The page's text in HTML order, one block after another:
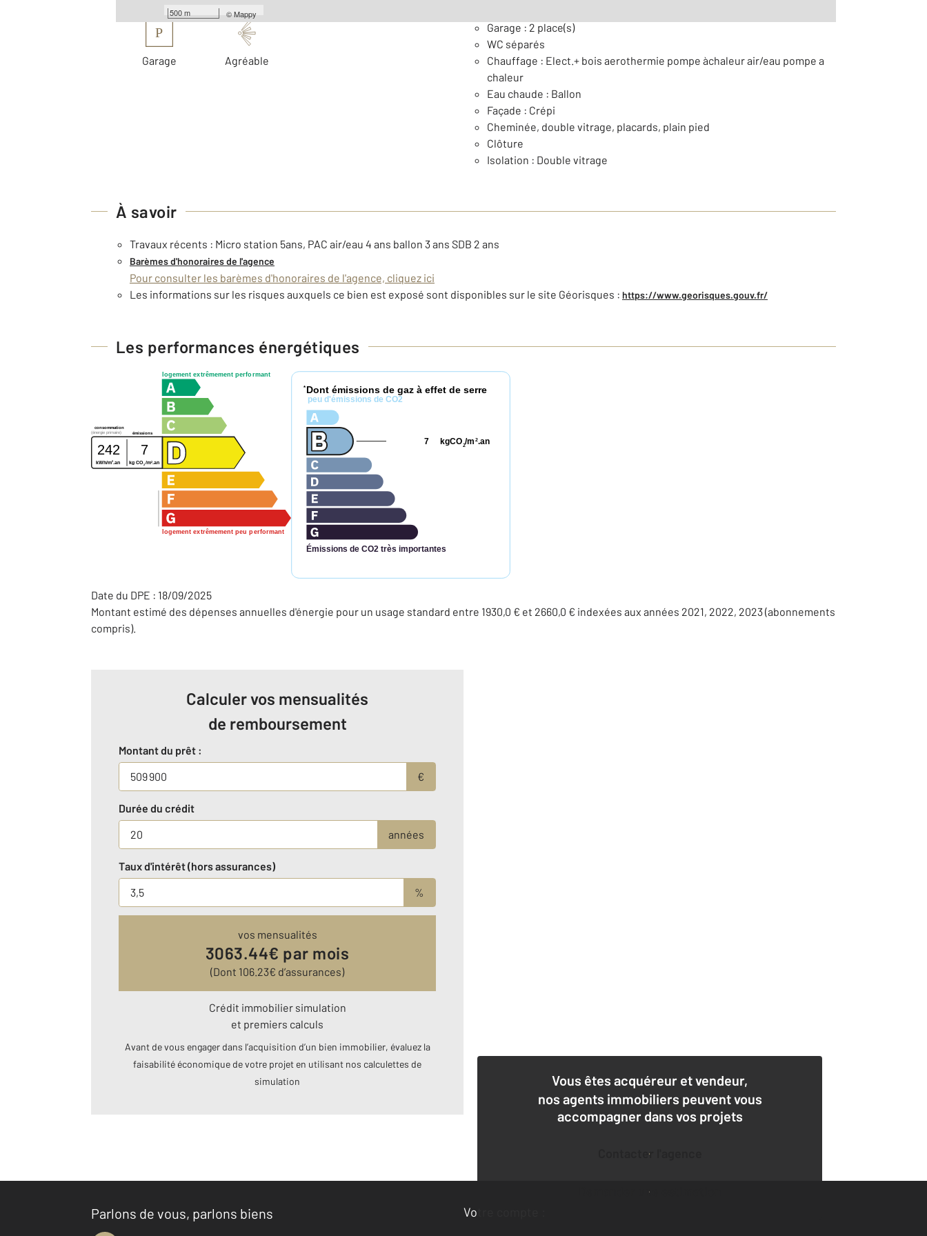
500 m ©Mappy
P
Garage Agréable
Garage : 2 place(s)
WC séparés
Chauffage : Elect.+ bois aerothermie pompe àchaleur air/eau pompe a
chaleur
Eau chaude : Ballon
Façade : Crépi
Cheminée, double vitrage, placards, plain pied
Clôture
Isolation : Double vitrage
À savoir
Travaux récents : Micro station 5ans, PAC air/eau 4 ans ballon 3 ans SDB 2 ans
Barèmes d'honoraires de l'agence
Pour consulter les barèmes d'honoraires de l'agence, cliquez ici
Les informations sur les risques auxquels ce bien est exposé sont disponibles sur le site Géorisques : https://www.georisques.gouv.fr/
Les performances énergétiques
logement extrêmement performant
logement extrêmement peu performant
consommation
émissions
(énergie primaire)
242 7
kWh/m2 .an kg CO2 /m2 .an
* Dont émissions de gaz à effet de serre
peu d'émissions de CO2
Émissions de CO2 très importantes
kgCO2/m 2.an
7
Date du DPE : 18/09/2025
Montant estimé des dépenses annuelles d'énergie pour un usage standard entre 1930,0 € et 2660,0 € indexées aux années 2021, 2022, 2023 (abonnements
compris).
Calculer vos mensualités
de remboursement
Montant du prêt :
€
Durée du crédit
années
Taux d'intérêt (hors assurances)
%
vos mensualités
3063.44€ par mois
(Dont 106.23€ d’assurances)
Crédit immobilier simulation
et premiers calculs
Avant de vous engager dans l’acquisition d’un bien immobilier, évaluez la
faisabilité économique de votre projet en utilisant nos calculettes de
simulation
Vous êtes acquéreur et vendeur,
nos agents immobiliers peuvent vous
accompagner dans vos projets
Contacter l'agence
Demander une estimation
Parlons de vous, parlons biens
Votre compte :